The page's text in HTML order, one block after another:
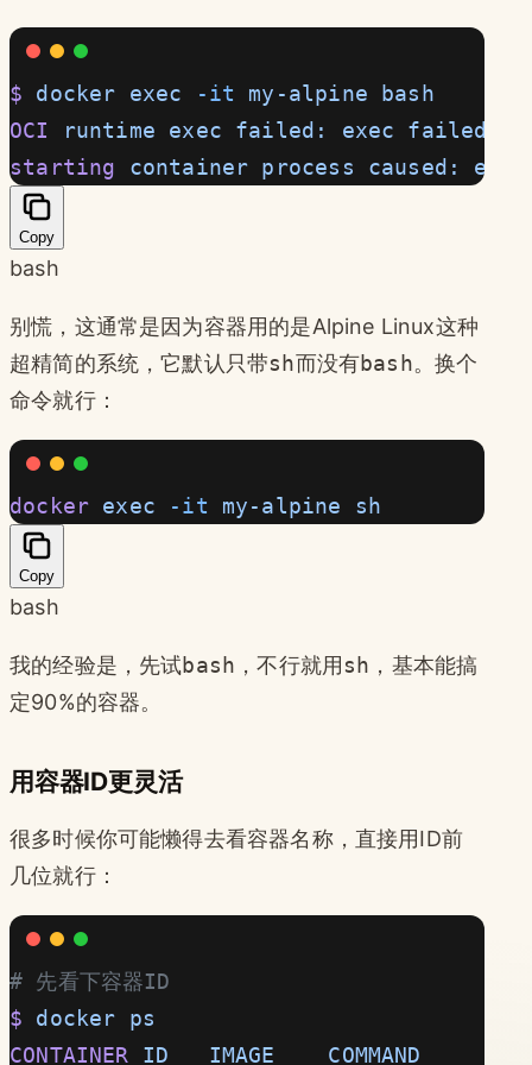
$ docker exec -it my-alpine bash
OCI
runtime exec failed: exec failed:
starting container process caused:
Copy
bash
别慌，这通常是因为容器用的是Alpine Linux这种
超精简的系统，它默认只带sh而没有bash。换个
命令就行：
docker exec -it my-alpine sh
Copy
bash
我的经验是，先试bash ，不行就用sh ，基本能搞
定90%的容器。
用容器ID更灵活
很多时候你可能懒得去看容器名称，直接用ID前
几位就行：
# 先看下容器ID
$ docker ps
CONTAINER ID
   IMAGE
    COMMAND